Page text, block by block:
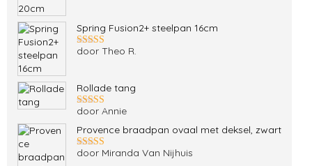
Spring Fusion2+ steelpan 16cm
Gewaardeerd
door Theo R.
Rollade tang
Gewaardeerd
door Annie
Provence braadpan ovaal met deksel, zwart
Gewaardeerd
door Miranda Van Nijhuis